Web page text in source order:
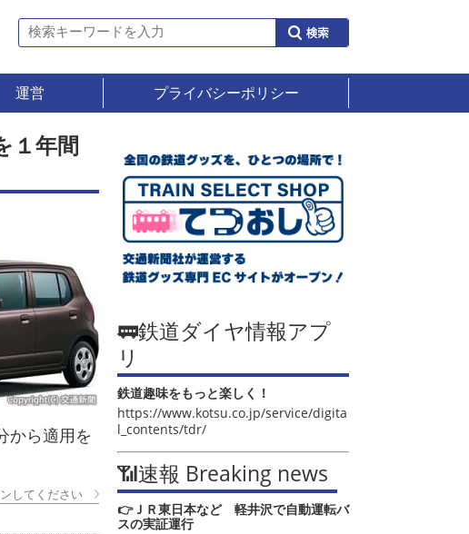
運営 プライバシーポリシー
１年間
から適用を
してください
🚃鉄道ダイヤ情報アプ
リ
鉄道趣味をもっと楽しく！
https://www.kotsu.co.jp/service/digita
l_contents/tdr/
📶速報 Breaking news
👉ＪＲ東日本など 軽井沢で自動運転バ
スの実証運行